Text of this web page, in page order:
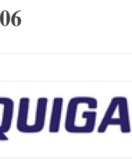
#334 CHARLY WEGELIUS,